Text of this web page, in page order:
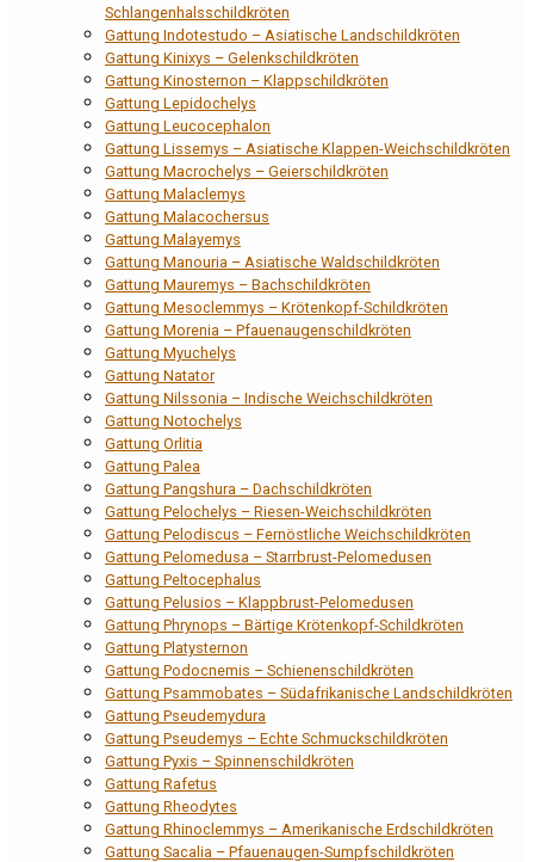
Schlangenhalsschildkröten
Gattung Indotestudo – Asiatische Landschildkröten
Gattung Kinixys – Gelenkschildkröten
Gattung Kinosternon – Klappschildkröten
Gattung Lepidochelys
Gattung Leucocephalon
Gattung Lissemys – Asiatische Klappen-Weichschildkröten
Gattung Macrochelys – Geierschildkröten
Gattung Malaclemys
Gattung Malacochersus
Gattung Malayemys
Gattung Manouria – Asiatische Waldschildkröten
Gattung Mauremys – Bachschildkröten
Gattung Mesoclemmys – Krötenkopf-Schildkröten
Gattung Morenia – Pfauenaugenschildkröten
Gattung Myuchelys
Gattung Natator
Gattung Nilssonia – Indische Weichschildkröten
Gattung Notochelys
Gattung Orlitia
Gattung Palea
Gattung Pangshura – Dachschildkröten
Gattung Pelochelys – Riesen-Weichschildkröten
Gattung Pelodiscus – Fernöstliche Weichschildkröten
Gattung Pelomedusa – Starrbrust-Pelomedusen
Gattung Peltocephalus
Gattung Pelusios – Klappbrust-Pelomedusen
Gattung Phrynops – Bärtige Krötenkopf-Schildkröten
Gattung Platysternon
Gattung Podocnemis – Schienenschildkröten
Gattung Psammobates – Südafrikanische Landschildkröten
Gattung Pseudemydura
Gattung Pseudemys – Echte Schmuckschildkröten
Gattung Pyxis – Spinnenschildkröten
Gattung Rafetus
Gattung Rheodytes
Gattung Rhinoclemmys – Amerikanische Erdschildkröten
Gattung Sacalia – Pfauenaugen-Sumpfschildkröten